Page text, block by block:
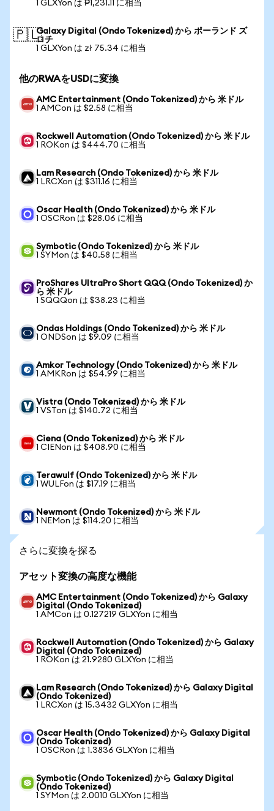
1 GLXYon は ₱1,231.11 に相当
🇵🇱Galaxy Digital (Ondo Tokenized) から ポーランド ズ
ロチ
1 GLXYon は zł 75.34 に相当
他のRWAをUSDに変換
AMC Entertainment (Ondo Tokenized) から 米ドル
1 AMCon は $2.58 に相当
Rockwell Automation (Ondo Tokenized) から 米ドル
1 ROKon は $444.70 に相当
Lam Research (Ondo Tokenized) から 米ドル
1 LRCXon は $311.16 に相当
Oscar Health (Ondo Tokenized) から 米ドル
1 OSCRon は $28.06 に相当
Symbotic (Ondo Tokenized) から 米ドル
1 SYMon は $40.58 に相当
ProShares UltraPro Short QQQ (Ondo Tokenized) か
ら 米ドル
1 SQQQon は $38.23 に相当
Ondas Holdings (Ondo Tokenized) から 米ドル
1 ONDSon は $9.09 に相当
Amkor Technology (Ondo Tokenized) から 米ドル
1 AMKRon は $54.99 に相当
Vistra (Ondo Tokenized) から 米ドル
1 VSTon は $140.72 に相当
Ciena (Ondo Tokenized) から 米ドル
1 CIENon は $408.90 に相当
Terawulf (Ondo Tokenized) から 米ドル
1 WULFon は $17.19 に相当
Newmont (Ondo Tokenized) から 米ドル
1 NEMon は $114.20 に相当
さらに変換を探る
アセット変換の高度な機能
AMC Entertainment (Ondo Tokenized) から Galaxy
Digital (Ondo Tokenized)
1 AMCon は 0.127219 GLXYon に相当
Rockwell Automation (Ondo Tokenized) から Galaxy
Digital (Ondo Tokenized)
1 ROKon は 21.9280 GLXYon に相当
Lam Research (Ondo Tokenized) から Galaxy Digital
(Ondo Tokenized)
1 LRCXon は 15.3432 GLXYon に相当
Oscar Health (Ondo Tokenized) から Galaxy Digital
(Ondo Tokenized)
1 OSCRon は 1.3836 GLXYon に相当
Symbotic (Ondo Tokenized) から Galaxy Digital
(Ondo Tokenized)
1 SYMon は 2.0010 GLXYon に相当